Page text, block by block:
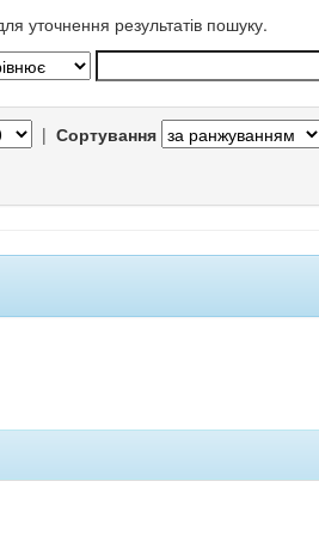
уточнення результатів пошуку.
| Сортування